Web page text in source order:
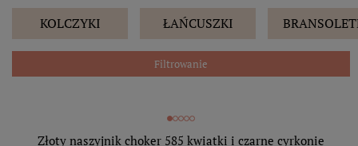
KOLCZYKI ŁAŃCUSZKI
Filtrowanie
Złoty naszyjnik choker 585 kwiatki i czarne cyrkonie